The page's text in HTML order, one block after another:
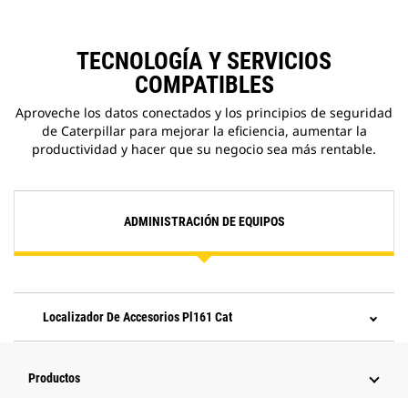
TECNOLOGÍA Y SERVICIOS
COMPATIBLES
Aproveche los datos conectados y los principios de seguridad
de Caterpillar para mejorar la eficiencia, aumentar la
productividad y hacer que su negocio sea más rentable.
ADMINISTRACIÓN DE EQUIPOS
Localizador De Accesorios Pl161 Cat
Productos